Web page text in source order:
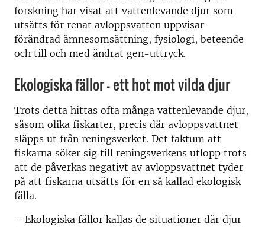
forskning har visat att vattenlevande djur som
utsätts för renat avloppsvatten uppvisar
förändrad ämnesomsättning, fysiologi, beteende
och till och med ändrat gen-uttryck.
Ekologiska fällor – ett hot mot vilda djur
Trots detta hittas ofta många vattenlevande djur,
såsom olika fiskarter, precis där avloppsvattnet
släpps ut från reningsverket. Det faktum att
fiskarna söker sig till reningsverkens utlopp trots
att de påverkas negativt av avloppsvattnet tyder
på att fiskarna utsätts för en så kallad ekologisk
fälla.
– Ekologiska fällor kallas de situationer där djur